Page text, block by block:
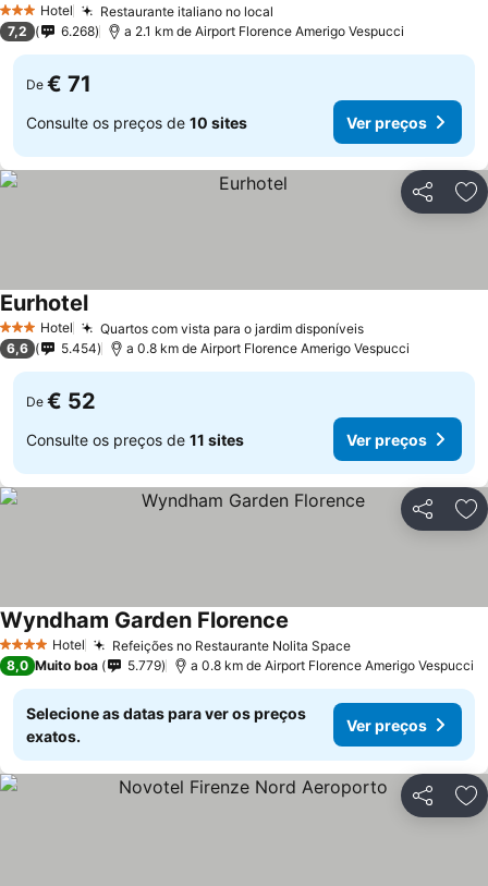
3 EstrelasHotel Restaurante italiano no local
7,2 6.268 a 2.1 km de Airport Florence Amerigo Vespucci
De € 71
Consulte os preços de 10 sites Ver preços
Partilhar
3 EstrelasHotel Quartos com vista para o jardim disponíveisVer preços
EurhotelVer preços
6,6 5.454 a 0.8 km de Airport Florence Amerigo Vespucci
De € 52
Consulte os preços de 11 sites Ver preços
Partilhar
4 EstrelasHotel Refeições no Restaurante Nolita SpaceVer preços
Wyndham Garden Florence
8,0 Muito boa 5.779 a 0.8 km de Airport Florence Amerigo Vespucci
Selecione as datas para ver os preços
exatos.
Ver preços
Partilhar